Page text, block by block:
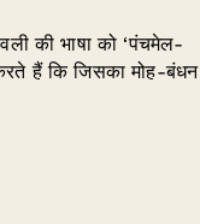
की भाषा को ‘पंचमेल-
हैं कि जिसका मोह-बंधन